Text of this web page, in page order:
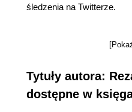
śledzenia na Twitterze.
Tytuły autora:
dostępne w